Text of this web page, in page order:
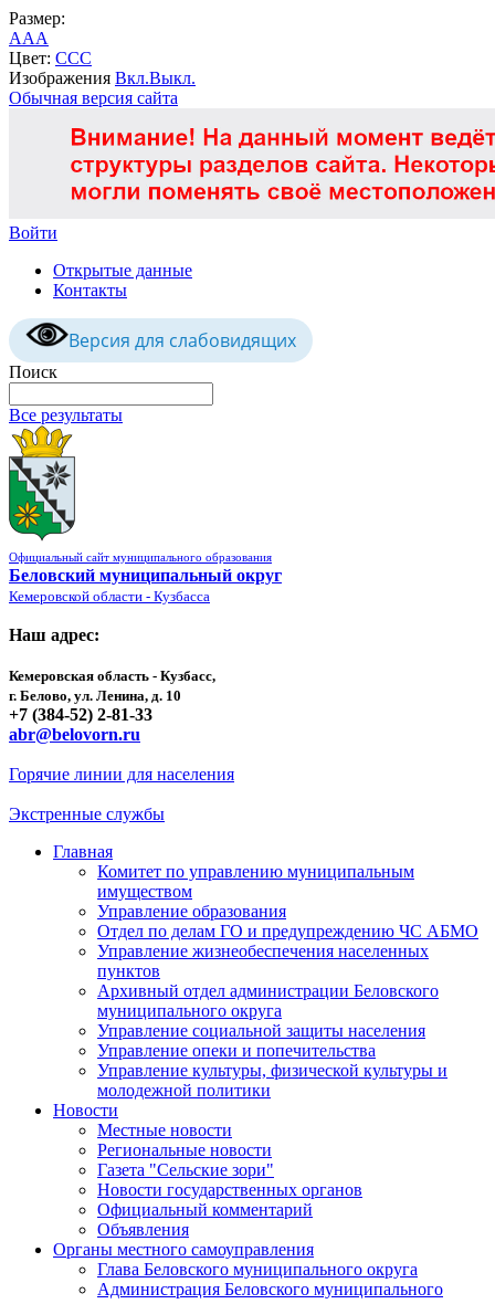
Размер:
AAA
Цвет: CCC
Изображения Вкл.Выкл.
Обычная версия сайта
Войти
Открытые данные
Контакты
Версия для слабовидящих
Поиск
Все результаты
Официальный сайт муниципального образования
Беловский муниципальный округ
Кемеровской области - Кузбасса
Наш адрес:
Кемеровская область - Кузбасс,
г. Белово, ул. Ленина, д. 10
+7 (384-52) 2-81-33
abr@belovorn.ru
Горячие линии для населения
Экстренные службы
Главная
Комитет по управлению муниципальным
имуществом
Управление образования
Отдел по делам ГО и предупреждению ЧС АБМО
Управление жизнеобеспечения населенных
пунктов
Архивный отдел администрации Беловского
муниципального округа
Управление социальной защиты населения
Управление опеки и попечительства
Управление культуры, физической культуры и
молодежной политики
Новости
Местные новости
Региональные новости
Газета "Сельские зори"
Новости государственных органов
Официальный комментарий
Объявления
Органы местного самоуправления
Глава Беловского муниципального округа
Администрация Беловского муниципального